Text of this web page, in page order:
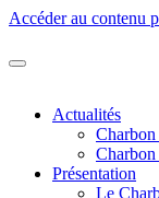
Accéder au contenu
Actualités
Présentation
Le